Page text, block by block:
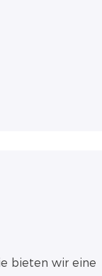
bieten wir eine